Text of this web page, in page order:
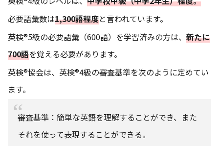
必要語彙数は1,300語程度と言われています。
英検®5級の必要語彙（600語）を学習済みの方は、 新たに
700語を覚える必要があります。
英検®協会は、英検®4級の審査基準を次のように定めてい
ます。
審査基準：簡単な英語を理解することができ、また
それを使って表現することができる。